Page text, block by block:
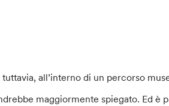
all’interno di un percorso
maggiormente spiegato. Ed è